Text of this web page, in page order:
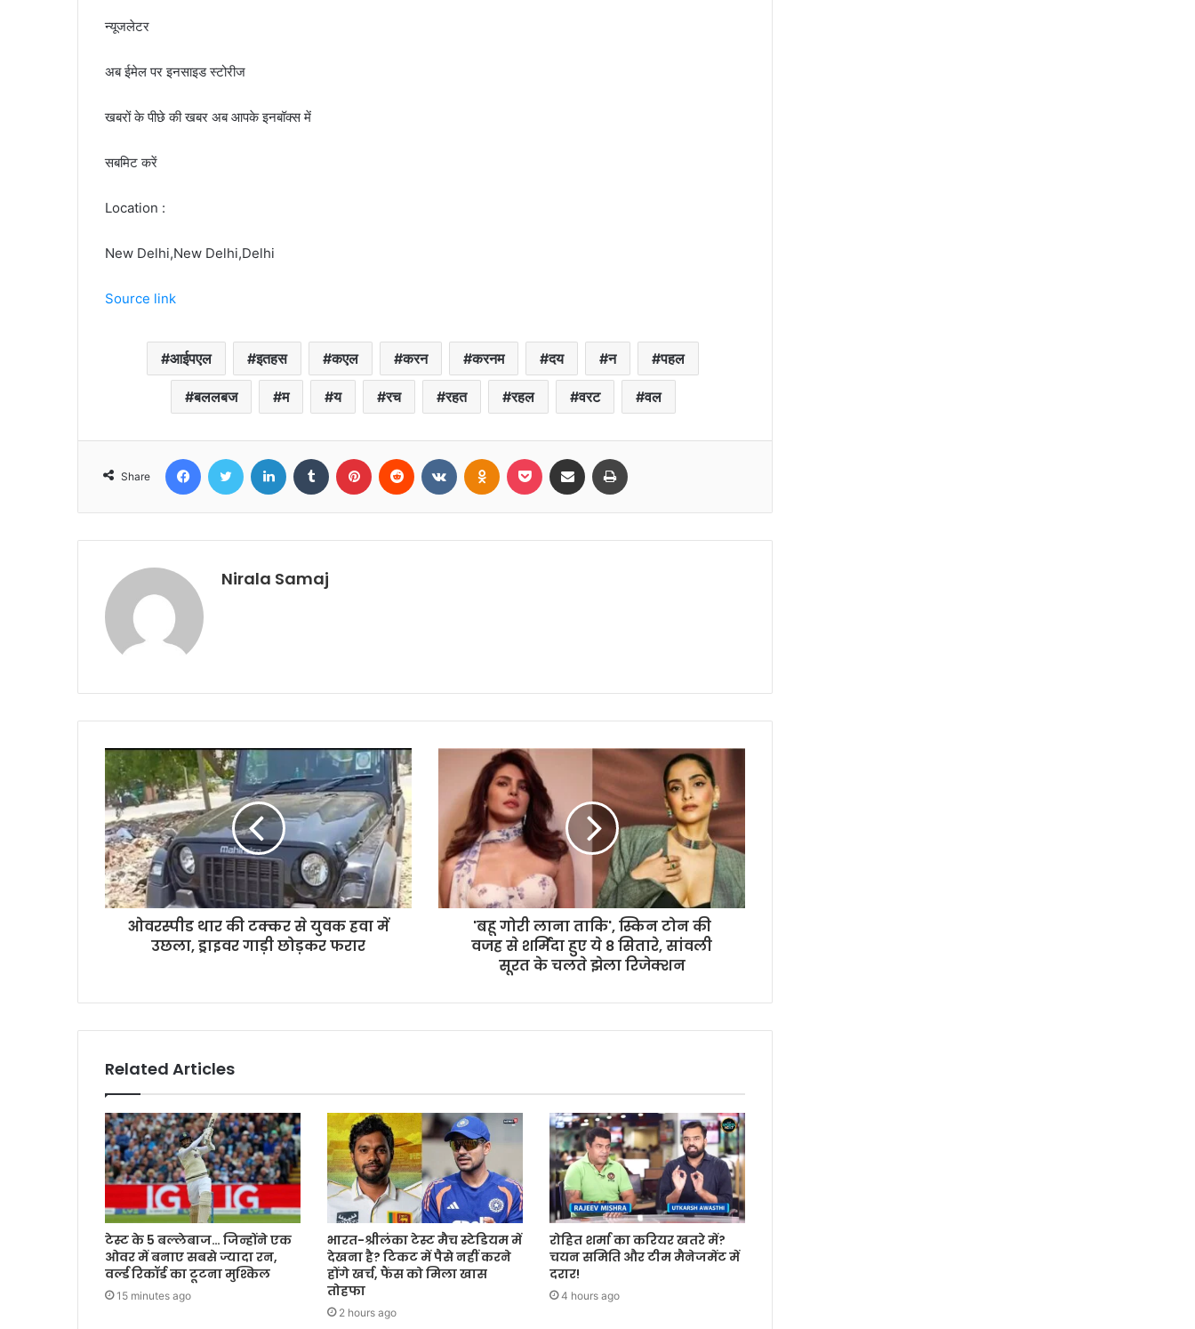
न्यूजलेटर
अब ईमेल पर इनसाइड स्‍टोर‍ीज
खबरों के पीछे की खबर अब आपके इनबॉक्‍स में
सबमिट करें
Location :
New Delhi,New Delhi,Delhi
Source link
आईपएल इतहस कएल करन करनम दय न पहल
बललबज म य रच रहत रहल वरट वल
Share
FacebookTwitter LinkedIn Tumblr Pinterest Reddit VKontakteOdnoklassniki
Pocket Share via Email
Nirala Samaj
ओवरस्पीड थार की टक्कर से युवक हवा में
उछला, ड्राइवर गाड़ी छोड़कर फरार
'बहू गोरी लाना ताकि', स्किन टोन की
वजह से शर्मिंदा हुए ये 8 सितारे, सांवली
सूरत के चलते झेला रिजेक्शन
Related Articles
टेस्ट के 5 बल्लेबाज… जिन्होंने एक
ओवर में बनाए सबसे ज्यादा रन,
वर्ल्ड रिकॉर्ड का टूटना मुश्किल
15 minutes ago
भारत-श्रीलंका टेस्ट मैच स्टेडियम में
देखना है? टिकट में पैसे नहीं करने
होंगे खर्च, फैंस को मिला खास
तोहफा
2 hours ago
रोहित शर्मा का करियर खतरे में?
चयन समिति और टीम मैनेजमेंट में
दरार!
4 hours ago